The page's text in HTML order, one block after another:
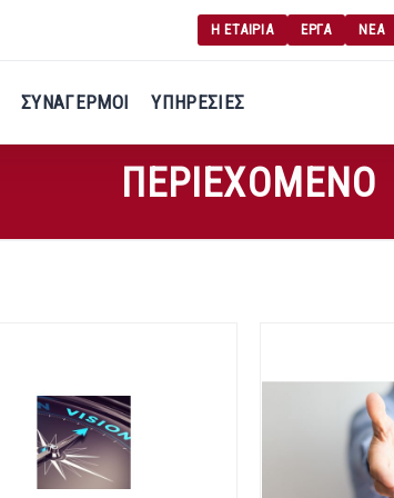
Η ΕΤΑΙΡΙΑ ΕΡΓΑ ΝΕΑ
Εγγραφή χρήση
ΣΥΝΑΓΕΡΜΟΙ ΥΠΗΡΕΣΙΕΣ
ΠΕΡΙΕΧΟΜΕΝΟ